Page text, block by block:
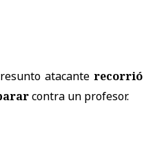
atacante recorrió
contra un profesor.